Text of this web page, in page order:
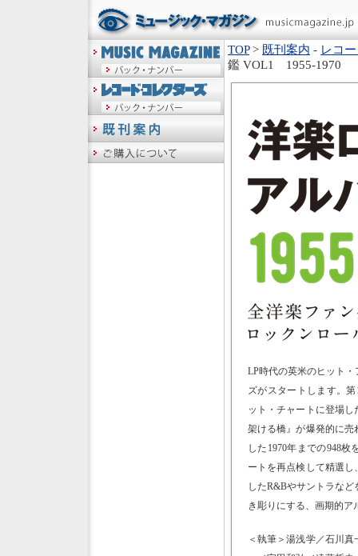
TOP> 既刊案内 - レコ
鑑 VOL1 1955-1970
LP時代の英米のヒット
ズがスタートします。
ット・チャートに登場し
架ける橋』が爆発的に
した1970年までの948
ートを再点検して精選
したR&Bやサントラな
き彫りにする、画期的ア
＜執筆＞湯浅学／石川